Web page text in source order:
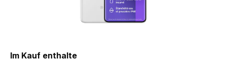
Im Kauf enthalte